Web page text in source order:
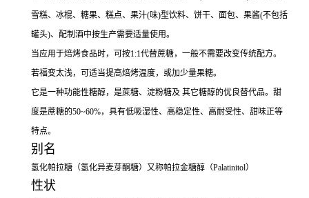
雪糕、冰棍、糖果、糕点、果汁(味)型饮料、饼干、面包、果酱(不包括
罐头)、配制酒中按生产需要适量使用。
当应用于焙烤食品时，可按1:1代替蔗糖，一般不需要改变传统配方。
若福变太浅，可适当提高焙烤温度，或加少量果糖。
它是一种功能性糖醇，是蔗糖、淀粉糖及 其它糖醇的优良替代品。甜
度是蔗糖的50~60%，具有低吸湿性、高稳定性、高耐受性、甜味正等
特点。
别名
氢化帕拉糖（氢化异麦芽酮糖）又称帕拉金糖醇（Palatinitol）
性状